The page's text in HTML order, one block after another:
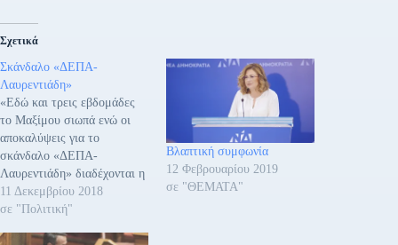
Σχετικά
Σκάνδαλο «ΔΕΠΑ-
Λαυρεντιάδη»
«Εδώ και τρεις εβδομάδες
το Μαξίμου σιωπά ενώ οι
αποκαλύψεις για το
σκάνδαλο «ΔΕΠΑ-
Λαυρεντιάδη» διαδέχονται η
μία την άλλη. Και τα
ερωτήματα που θέτουμε
11 Δεκεμβρίου 2018
σε "Πολιτική"
Βλαπτική συμφωνία
12 Φεβρουαρίου 2019
σε "ΘΕΜΑΤΑ"